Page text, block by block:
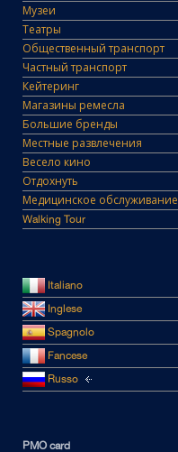
Музеи
Театры
Общественный транспорт
Частный транспорт
Кейтеринг
Магазины ремесла
Большие бренды
Местные развлечения
Весело кино
Отдохнуть
Медицинское обслуживание
Walking Tour
Italiano
Inglese
Spagnolo
Fancese
Russo
PMO card